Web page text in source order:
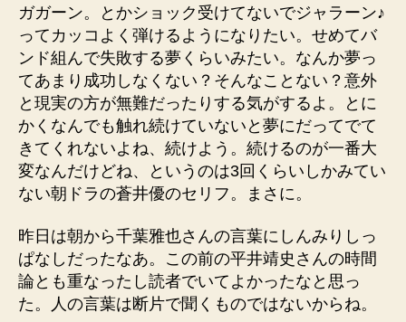
ガガーン。とかショック受けてないでジャラーン♪
ってカッコよく弾けるようになりたい。せめてバ
ンド組んで失敗する夢くらいみたい。なんか夢っ
てあまり成功しなくない？そんなことない？意外
と現実の方が無難だったりする気がするよ。とに
かくなんでも触れ続けていないと夢にだってでて
きてくれないよね、続けよう。続けるのが一番大
変なんだけどね、というのは3回くらいしかみてい
ない朝ドラの蒼井優のセリフ。まさに。
昨日は朝から千葉雅也さんの言葉にしんみりしっ
ぱなしだったなあ。この前の平井靖史さんの時間
論とも重なったし読者でいてよかったなと思っ
た。人の言葉は断片で聞くものではないからね。